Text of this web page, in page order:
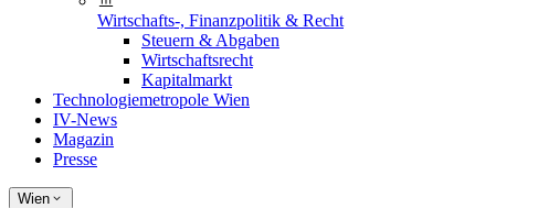
Wirtschafts-, Finanzpolitik & Recht
Steuern & Abgaben
Wirtschaftsrecht
Kapitalmarkt
Technologiemetropole Wien
IV-News
Magazin
Presse
Wien